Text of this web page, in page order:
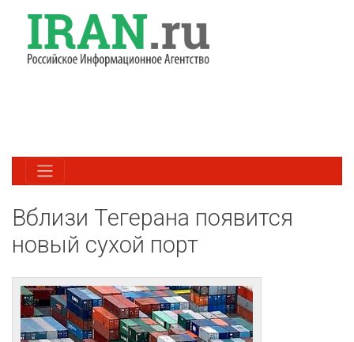
Вблизи Тегерана появится
новый сухой порт